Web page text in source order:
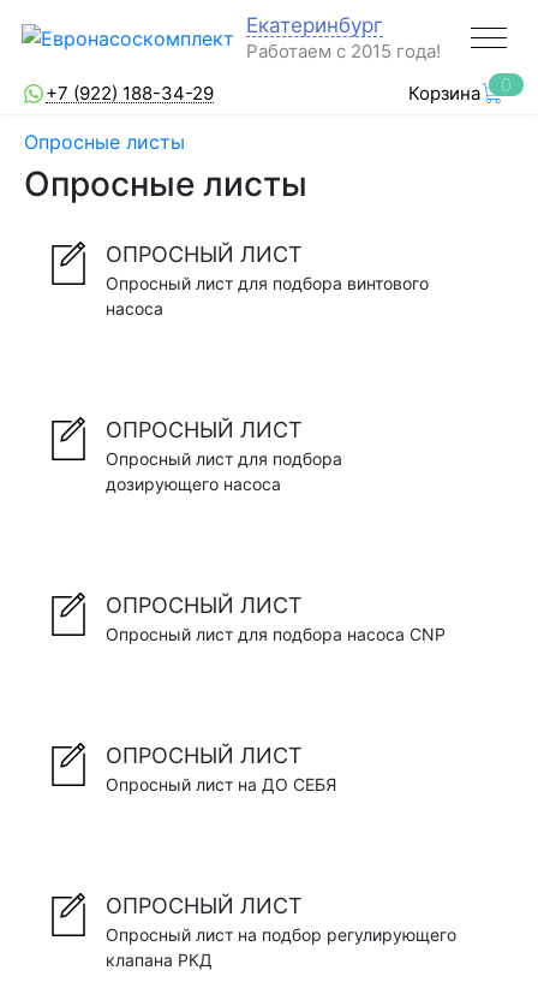
Екатеринбург
Работаем с 2015 года!
+7 (922) 188-34-29
Корзина 0
Опросные листы
Опросные листы
ОПРОСНЫЙ ЛИСТ
Опросный лист для подбора винтового
насоса
ОПРОСНЫЙ ЛИСТ
Опросный лист для подбора
дозирующего насоса
ОПРОСНЫЙ ЛИСТ
Опросный лист для подбора насоса CNP
ОПРОСНЫЙ ЛИСТ
Опросный лист на ДО СЕБЯ
ОПРОСНЫЙ ЛИСТ
Опросный лист на подбор регулирующего
клапана РКД